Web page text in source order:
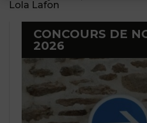
Lola Lafon
CONCOURS DE
2026